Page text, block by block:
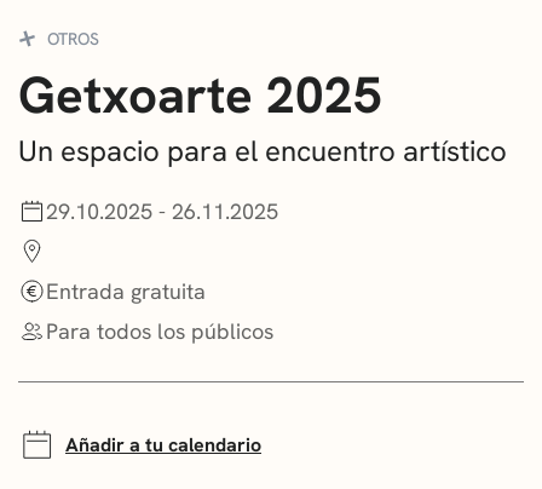
CONVOCATORIAS
NOTICIAS
GETXO KULTURA
ASOCIACIONES CULTURALES
OTROS
Getxoarte 2025
Un espacio para el encuentro artístico
29.10.2025 - 26.11.2025
Entrada gratuita
Para todos los públicos
Añadir a tu calendario